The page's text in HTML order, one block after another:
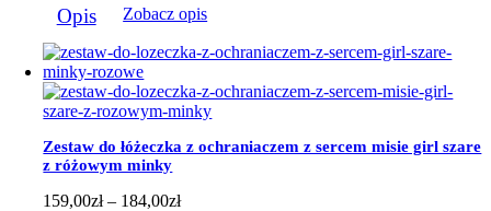
do
produkt
ma
wiele
wariantów.
Opcje
można
wybrać
na
stronie
produktu
Opis Zobacz opis
Zestaw do łóżeczka z ochraniaczem z sercem misie girl szare
z różowym minky
159,00zł – 184,00złZakres